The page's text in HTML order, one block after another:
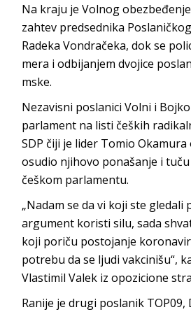
Na kraju je Volnog
zahtev predsednika
Radeka Vondračeka, dok se
mera i odbijanjem dvojice
mske.
Nezavisni poslanici Volni i
parlament na listi čeških
SDP čiji je lider Tomio
osudio njihovo ponašanje i
češkom parlamentu.
„Nadam se da vi koji ste gledali
argument koristi silu, sada
koji poriču postojanje
potrebu da se ljudi vakcinišu“,
Vlastimil Valek iz opozicione
Ranije je drugi poslanik TOP09,